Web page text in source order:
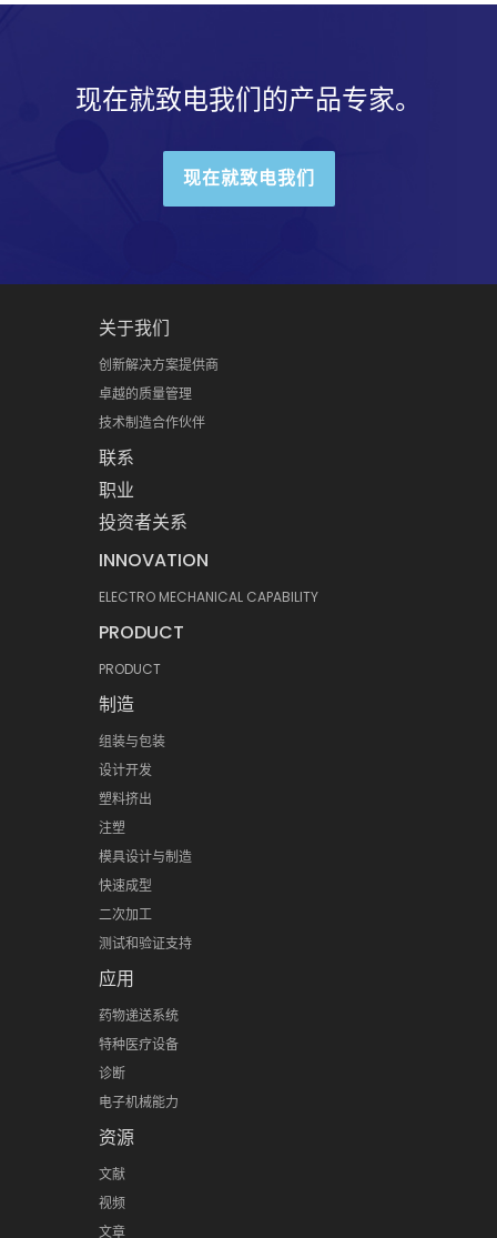
现在就致电我们的产品专家。
现在就致电我们
关于我们
创新解决方案提供商
卓越的质量管理
技术制造合作伙伴
联系
职业
投资者关系
INNOVATION
ELECTRO MECHANICAL CAPABILITY
PRODUCT
PRODUCT
制造
组装与包装
设计开发
塑料挤出
注塑
模具设计与制造
快速成型
二次加工
测试和验证支持
应用
药物递送系统
特种医疗设备
诊断
电子机械能力
资源
文献
视频
文章